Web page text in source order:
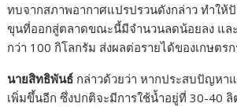
ทบจากสภาพอากาศแปรปรวนดังกล่าว ทำใ
ขุนที่ออกสู่ตลาดขณะนี้มีจำนวนลดน้อยลง แล
กว่า 100 กิโลกรัม ส่งผลต่อรายได้ของเกษตร
นายสิทธิพันธ์ กล่าวด้วยว่า หากประสบปัญหา
เพิ่มขึ้นอีก ซึ่งปกติจะมีการใช้น้ำอยู่ที่ 30-40